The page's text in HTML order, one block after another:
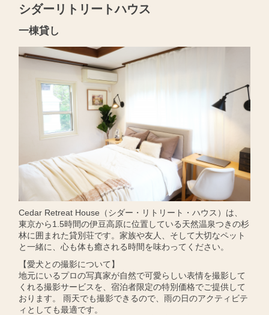
シダーリトリートハウス
一棟貸し
Cedar Retreat House（シダー・リトリート・ハウス）は、
東京から1.5時間の伊豆高原に位置している天然温泉つきの杉
林に囲まれた貸別荘です。家族や友人、そして大切なペット
と一緒に、心も体も癒される時間を味わってください。
【愛犬との撮影について】
地元にいるプロの写真家が自然で可愛らしい表情を撮影して
くれる撮影サービスを、宿泊者限定の特別価格でご提供して
おります。 雨天でも撮影できるので、雨の日のアクティビテ
ィとしても最適です。